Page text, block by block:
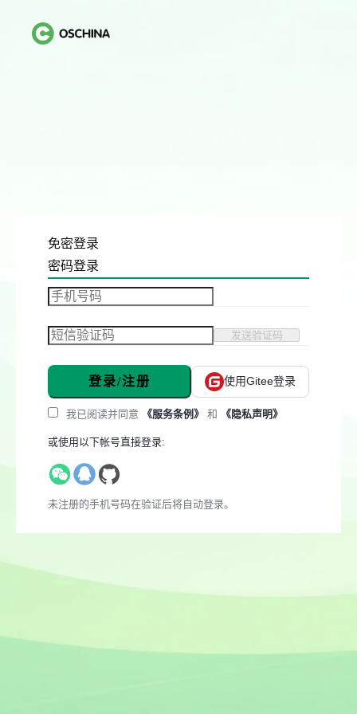
免密登录
密码登录
发送验证码
登录/注册 使用Gitee登录
我已阅读并同意 《服务条例》 和 《隐私声明》
或使用以下帐号直接登录:
未注册的手机号码在验证后将自动登录。